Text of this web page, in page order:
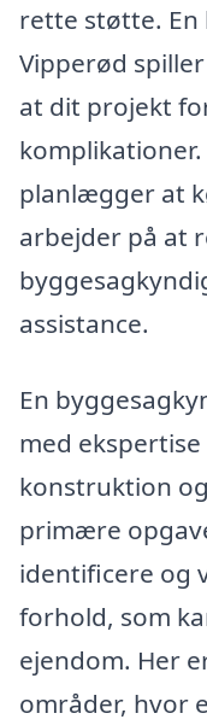
rette støtte. En
Vipperød
at dit projekt
planlægger at
arbejder på at
assistance.
En
med
konstruktion
primære
identificere og
forhold, som
ejendom. Her
områder, hvor